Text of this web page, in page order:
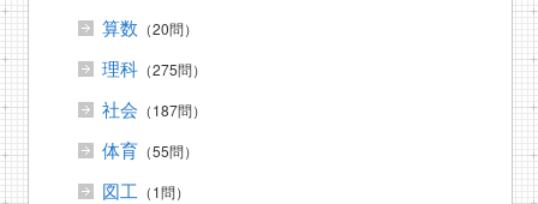
算数 （20問）
理科（275問）
社会 （187問）
体育（55問）
図工 （1問）